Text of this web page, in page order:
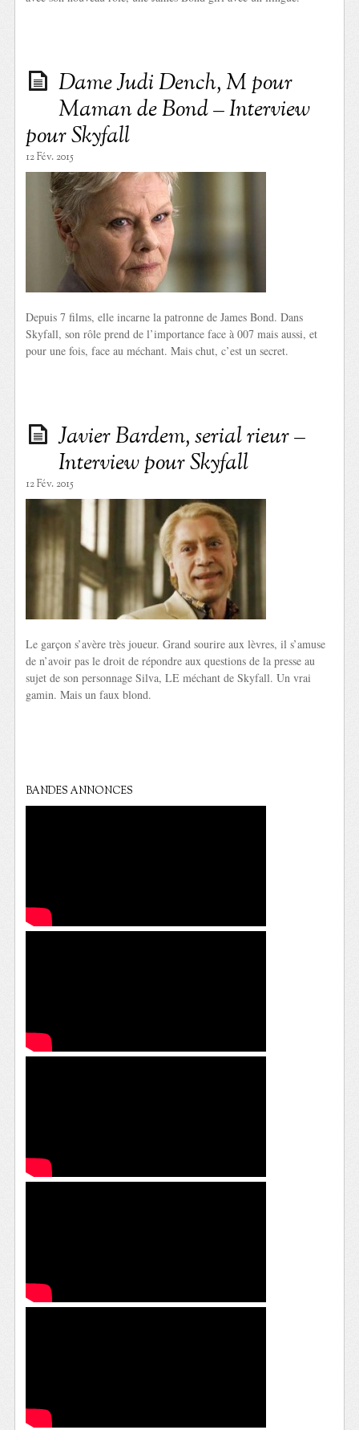
Dame Judi Dench, M pour
Maman de Bond – Interview
pour Skyfall
12 Fév. 2015
Depuis 7 films, elle incarne la patronne de James Bond. Dans
Skyfall, son rôle prend de l’importance face à 007 mais aussi, et
pour une fois, face au méchant. Mais chut, c’est un secret.
Javier Bardem, serial rieur –
Interview pour Skyfall
12 Fév. 2015
Le garçon s’avère très joueur. Grand sourire aux lèvres, il s’amuse
de n’avoir pas le droit de répondre aux questions de la presse au
sujet de son personnage Silva, LE méchant de Skyfall. Un vrai
gamin. Mais un faux blond.
BANDES ANNONCES